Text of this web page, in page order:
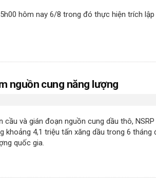
hôm nay 6/8 trong đó thực hiện trích lập
nguồn cung năng lượng
và gián đoạn nguồn cung dầu thô, NSRP
khoảng 4,1 triệu tấn xăng dầu trong 6 tháng
quốc gia.